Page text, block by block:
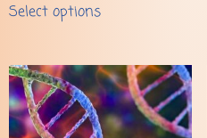
Select options